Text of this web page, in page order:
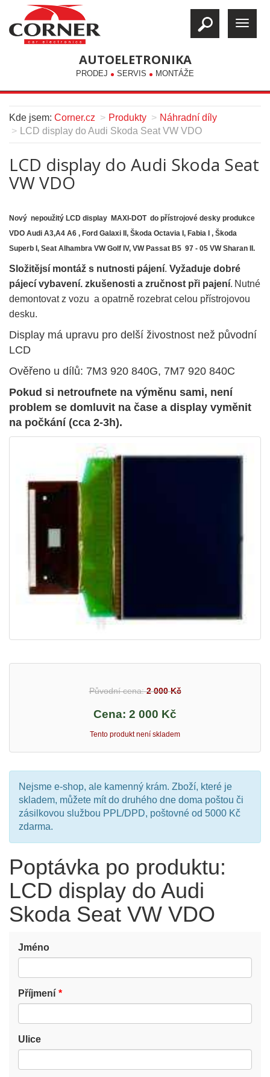
AUTOELETRONIKA
PRODEJ SERVIS MONTÁŽE
Kde jsem: Corner.cz Produkty
Náhradní díly
LCD display do Audi Skoda Seat VW VDO
LCD display do Audi Skoda Seat
VW VDO
Nový nepoužitý LCD display MAXI-DOT do přístrojové desky produkce
VDO Audi A3,A4 A6 , Ford Galaxi II, Škoda Octavia I, Fabia I , Škoda
Superb I, Seat Alhambra VW Golf IV, VW Passat B5 97 - 05 VW Sharan II.
Složitějsí montáž s nutnosti pájení. Vyžaduje dobré
pájecí vybavení. zkušenosti a zručnost při pajení. Nutné
demontovat z vozu a opatrně rozebrat celou přístrojovou
desku.
Display má upravu pro delší živostnost než původní
LCD
Ověřeno u dílů: 7M3 920 840G, 7M7 920 840C
Pokud si netroufnete na výměnu sami, není
problem se domluvit na čase a display vyměnit
na počkání (cca 2-3h).
Původní cena: 2 000 Kč
Cena: 2 000 Kč
Tento produkt není skladem
Nejsme e-shop, ale kamenný krám. Zboží, které je
skladem, můžete mít do druhého dne doma poštou či
zásilkovou službou PPL/DPD, poštovné od 5000 Kč
zdarma.
Poptávka po produktu:
LCD display do Audi
Skoda Seat VW VDO
Jméno
Příjmení
Ulice